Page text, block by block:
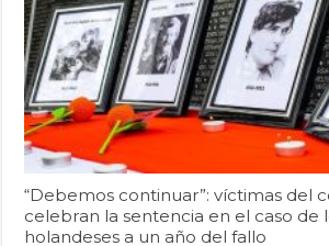
“Debemos continuar”: víctimas del
celebran la sentencia en el caso de
holandeses a un año del fallo